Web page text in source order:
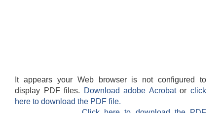
It appears your Web browser is not configured to
display PDF files.
Download adobe Acrobatorclick
here to download the PDF file.